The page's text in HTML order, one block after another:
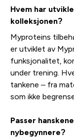
Hvem har
kolleksjonen?
Myproteins
er utviklet av
funksjonalitet,
under trening.
tankene – fra
som ikke
Passer
nybegynnere?